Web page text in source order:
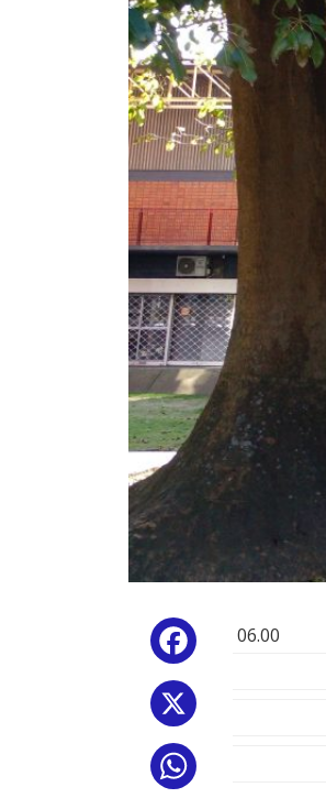
Facebook
06.00